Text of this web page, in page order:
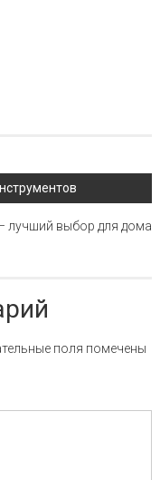
лучший выбор для дома
поля помечены